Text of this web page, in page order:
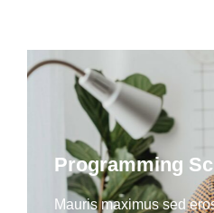
Programming
Mauris maximus sed